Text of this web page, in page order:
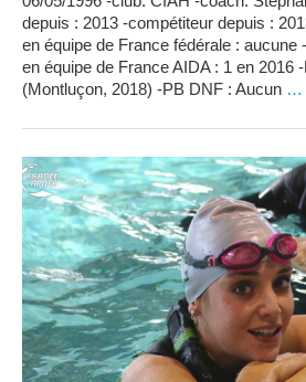
depuis : 2013 -compétiteur depuis :
en équipe de France fédérale : aucune
en équipe de France AIDA : 1 en 2016
(Montluçon, 2018) -PB DNF : Aucun …